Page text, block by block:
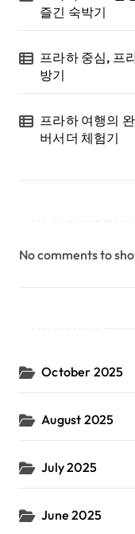
즐긴 숙박기
프라하 중심, 프
방기
프라하 여행의
버서더 체험기
No comments to
October 2025
August 2025
July 2025
June 2025